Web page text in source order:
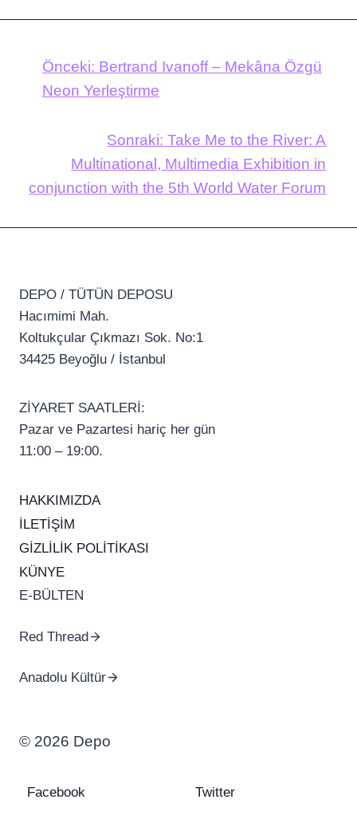
Önceki: Bertrand Ivanoff – Mekâna Özgü
Neon Yerleştirme
Sonraki: Take Me to the River: A
Multinational, Multimedia Exhibition in
conjunction with the 5th World Water Forum
DEPO / TÜTÜN DEPOSU
Hacımimi Mah.
Koltukçular Çıkmazı Sok. No:1
34425 Beyoğlu / İstanbul
ZİYARET SAATLERİ:
Pazar ve Pazartesi hariç her gün
11:00 – 19:00.
HAKKIMIZDA
İLETİŞİM
GİZLİLİK POLİTİKASI
KÜNYE
E-BÜLTEN
Red Thread
Anadolu Kültür
© 2026 Depo
Facebook Twitter